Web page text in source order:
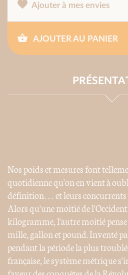
Ajouter à mes envies
AJOUTER AU PANIER
Nos poids et mesures font
quotidienne qu'on en vient à
définition… et leurs concurrents
Alors qu'une moitié de
kilogramme, l'autre moitié
mille, gallon et pound. Inventé
pendant la période la plus
française, le système métrique